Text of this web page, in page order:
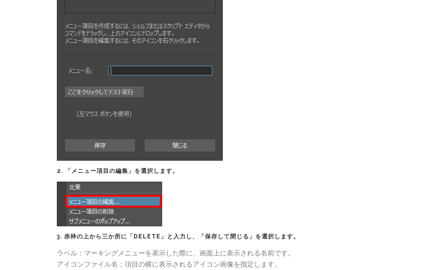
2. 「メニュー項目の編集」 を選択します。
3. 赤枠の上から三か所に 「DELETE」 と入力し、 「保存して閉じる」 を選択します。
ラベル：マーキングメニューを表示した際に、画面上に表示される名前です。
アイコンファイル名：項目の横に表示されるアイコン画像を指定します。